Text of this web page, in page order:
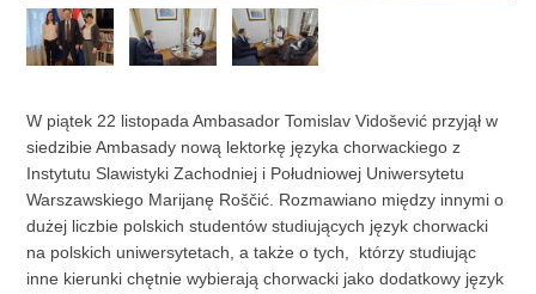
W piątek 22 listopada Ambasador Tomislav Vidošević przyjął w
siedzibie Ambasady nową lektorkę języka chorwackiego z
Instytutu Slawistyki Zachodniej i Południowej Uniwersytetu
Warszawskiego Marijanę Roščić. Rozmawiano między innymi o
dużej liczbie polskich studentów studiujących język chorwacki
na polskich uniwersytetach, a także o tych, którzy studiując
inne kierunki chętnie wybierają chorwacki jako dodatkowy język